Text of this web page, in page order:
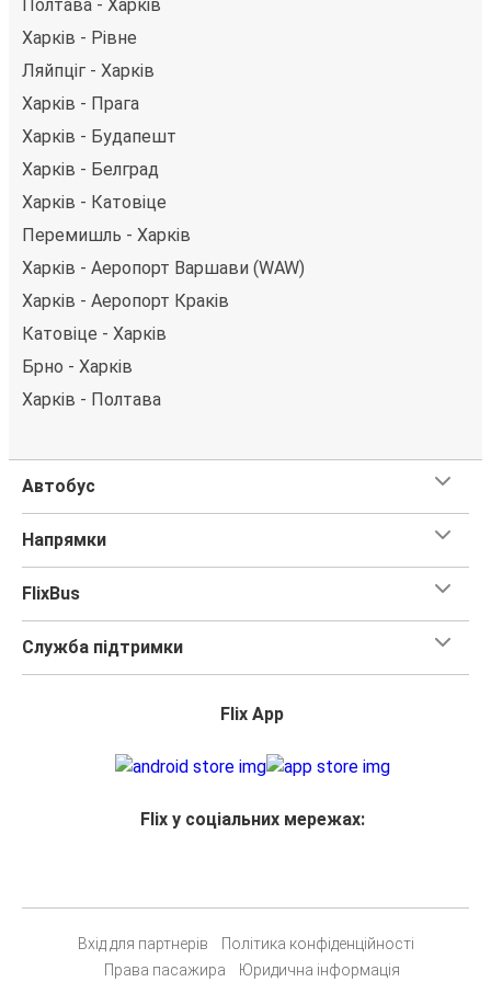
Полтава - Харків
Харків - Рівне
Ляйпціг - Харків
Харків - Прага
Харків - Будапешт
Харків - Белград
Харків - Катовіце
Перемишль - Харків
Харків - Аеропорт Варшави (WAW)
Харків - Аеропорт Краків
Катовіце - Харків
Брно - Харків
Харків - Полтава
Автобус
Напрямки
FlixBus
Служба підтримки
Flix App
Flix у соціальних мережах:
Вхід для партнерів
Політика конфіденційності
Права пасажира
Юридична інформація